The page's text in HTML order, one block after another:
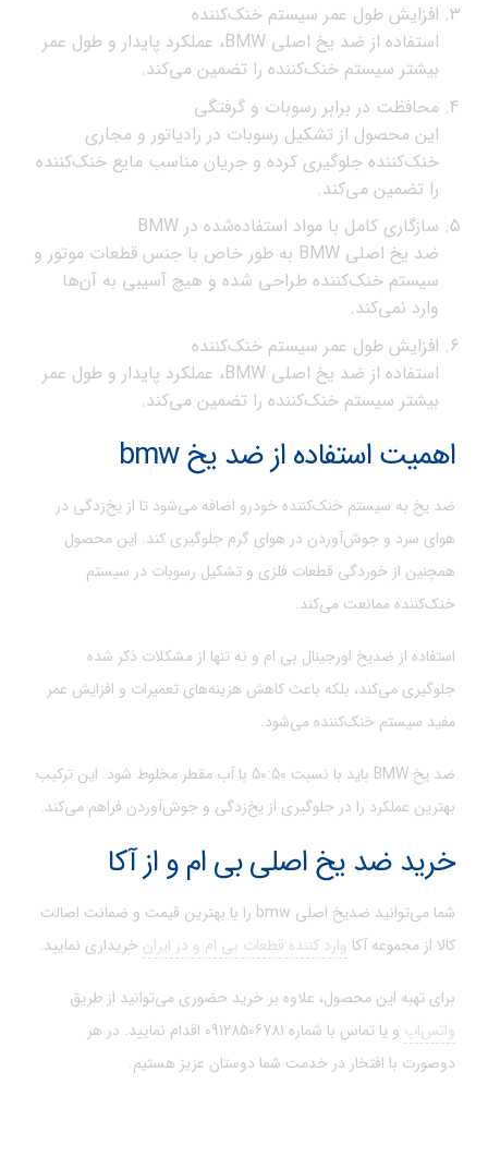
افزایش طول عمر سیستم خنک‌کننده
استفاده از ضد یخ اصلی BMW، عملکرد پایدار و طول عمر
بیشتر سیستم خنک‌کننده را تضمین می‌کند.
محافظت در برابر رسوبات و گرفتگی
این محصول از تشکیل رسوبات در رادیاتور و مجاری
خنک‌کننده جلوگیری کرده و جریان مناسب مایع خنک‌کننده
را تضمین می‌کند.
سازگاری کامل با مواد استفاده‌شده در BMW
ضد یخ اصلی BMW به طور خاص با جنس قطعات موتور و
سیستم خنک‌کننده طراحی شده و هیچ آسیبی به آن‌ها
وارد نمی‌کند.
افزایش طول عمر سیستم خنک‌کننده
استفاده از ضد یخ اصلی BMW، عملکرد پایدار و طول عمر
بیشتر سیستم خنک‌کننده را تضمین می‌کند.
اهمیت استفاده از ضد یخ bmw
ضد یخ به سیستم خنک‌کننده خودرو اضافه می‌شود تا از یخ‌زدگی در
هوای سرد و جوش‌آوردن در هوای گرم جلوگیری کند. این محصول
همچنین از خوردگی قطعات فلزی و تشکیل رسوبات در سیستم
خنک‌کننده ممانعت می‌کند.
استفاده از ضدیخ اورجینال بی ام و نه تنها از مشکلات ذکر شده
جلوگیری می‌کند، بلکه باعث کاهش هزینه‌های تعمیرات و افزایش عمر
مفید سیستم خنک‌کننده می‌شود.
ضد یخ BMW باید با نسبت 50:50 با آب مقطر مخلوط شود. این ترکیب
بهترین عملکرد را در جلوگیری از یخ‌زدگی و جوش‌آوردن فراهم می‌کند.
خرید ضد یخ اصلی بی ام و از آکا
شما می‌توانید ضدیخ اصلی bmw را با بهترین قیمت و ضمانت اصالت
کالا از مجموعه آکا وارد کننده قطعات بی ام و در ایران خریداری نمایید.
برای تهبه این محصول، علاوه بر خرید حضوری می‌توانید از طریق
واتس‌اپ
و یا تماس با شماره 09128506781 اقدام نمایید. در هر
دوصورت با افتخار در خدمت شما دوستان عزیز هستیم.